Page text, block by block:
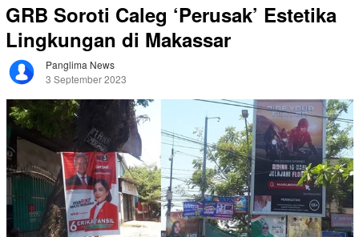
GRB Soroti Caleg ‘Perusak’ Estetika
Lingkungan di Makassar
Panglima News
3 September 2023